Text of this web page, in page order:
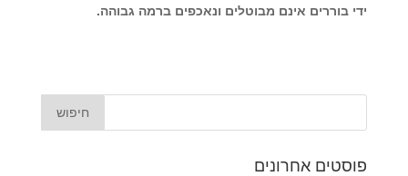
ידי בוררים אינם מבוטלים ונאכפים ברמה גבוהה.
פוסטים אחרונים